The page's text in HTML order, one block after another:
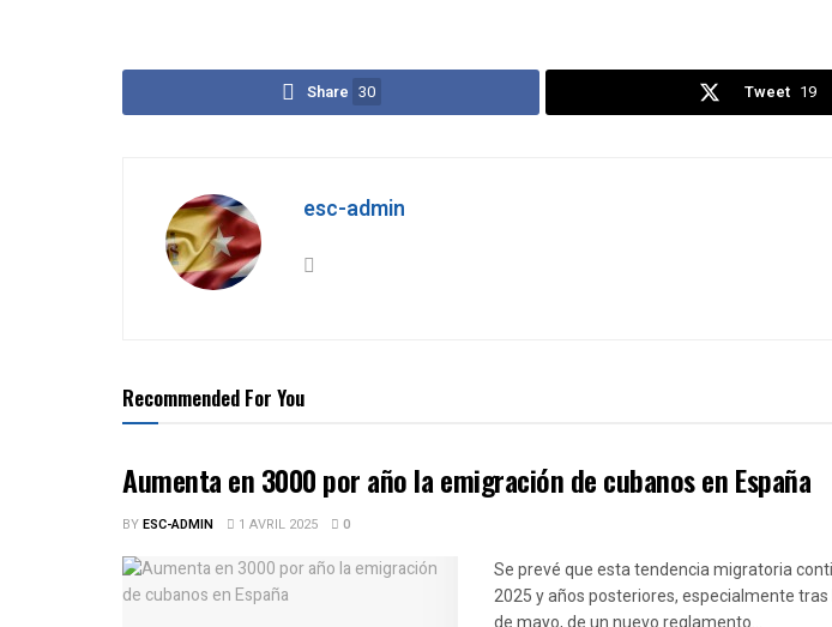
Share 30 Tweet 19
esc-admin
Recommended For You
Aumenta en 3000 por año la emigración de cubanos en España
BYESC-ADMIN 1 AVRIL 2025 0
Se prevé que esta tendencia migratoria
2025 y años posteriores, especialmente tras
de mayo, de un nuevo reglamento...